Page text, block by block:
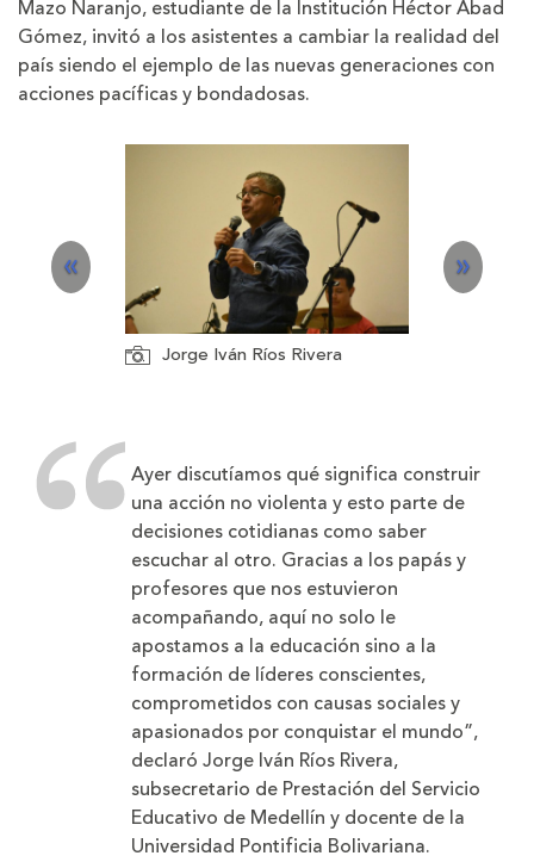
Mazo Naranjo, estudiante de la Institución Héctor Abad
Gómez, invitó a los asistentes a cambiar la realidad del
país siendo el ejemplo de las nuevas generaciones con
acciones pacíficas y bondadosas.
Jorge Iván Ríos Rivera
« P
i
o
» N
Ayer discutíamos qué significa construir
una acción no violenta y esto parte de
decisiones cotidianas como saber
escuchar al otro. Gracias a los papás y
profesores que nos estuvieron
acompañando, aquí no solo le
apostamos a la educación sino a la
formación de líderes conscientes,
comprometidos con causas sociales y
apasionados por conquistar el mundo”,
declaró Jorge Iván Ríos Rivera,
subsecretario de Prestación del Servicio
Educativo de Medellín y docente de la
Universidad Pontificia Bolivariana.